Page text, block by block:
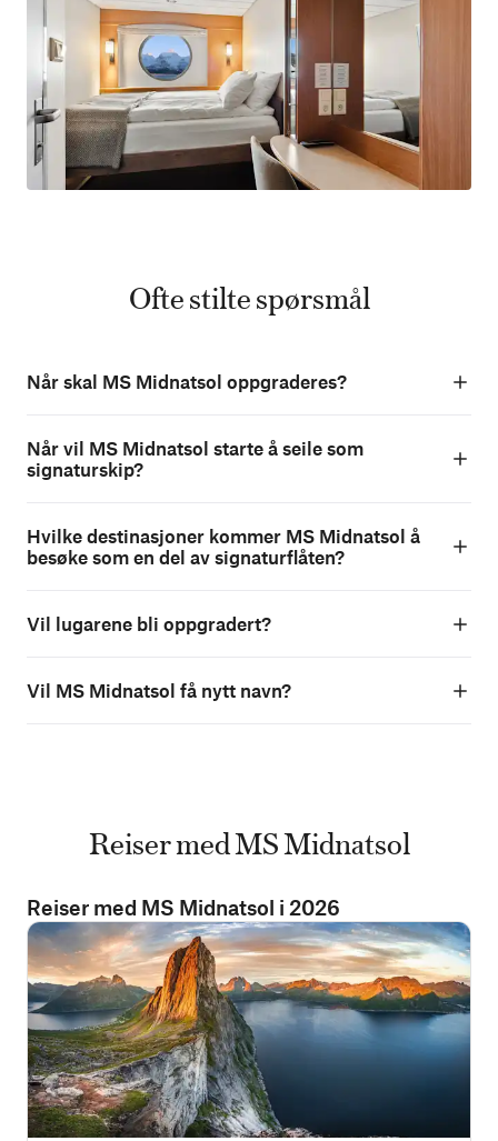
Ofte stilte spørsmål
Når skal MS Midnatsol oppgraderes?
Når vil MS Midnatsol starte å seile som
signaturskip?
Hvilke destinasjoner kommer MS Midnatsol å
besøke som en del av signaturflåten?
Vil lugarene bli oppgradert?
Vil MS Midnatsol få nytt navn?
Reiser med MS Midnatsol
Reiser med MS Midnatsol i 2026